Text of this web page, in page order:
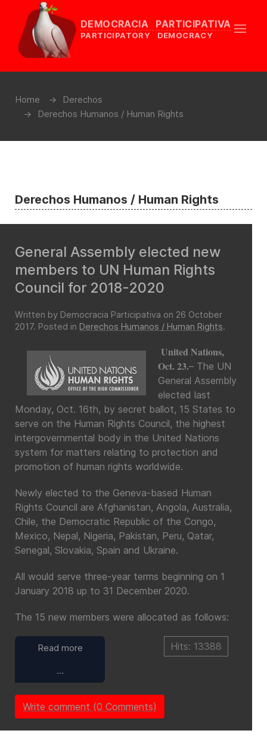
DEMOCRACIA PARTICIPATIVA
PARTICIPATORY DEMOCRACY
Home
Derechos
Derechos Humanos / Human Rights
Derechos Humanos / Human Rights
General Assembly elected new
members to UN Human Rights
Council for 2018-2020
Written by Democracia Participativa on 26 October
2017. Posted in Derechos Humanos / Human Rights.
United Nations,
Oct. 23.– The UN
General Assembly
elected last
Monday, Oct. 16th, by secret ballot, 15 States to
serve on the Human Rights Council, the highest
intergovernmental body in the United Nations
system for matters relating to protection and
promotion of human rights worldwide.
Newly elected to the Geneva-based Human
Rights Council are Afghanistan, Angola, Australia,
Chile, the Democratic Republic of the Congo,
Mexico, Nepal, Nigeria, Pakistan, Peru, Qatar,
Senegal, Slovakia, Spain and Ukraine.
All would serve three-year terms beginning on 1
January 2018 up to 31 December 2020.
The 15 new members were allocated as follows:
Read more
…
Hits: 13388
Write comment (0 Comments)